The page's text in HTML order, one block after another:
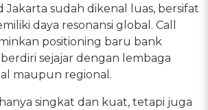
Jakarta sudah dikenal luas, bersifat
daya resonansi global. Call
positioning baru bank
sejajar dengan lembaga
maupun regional.
singkat dan kuat, tetapi juga